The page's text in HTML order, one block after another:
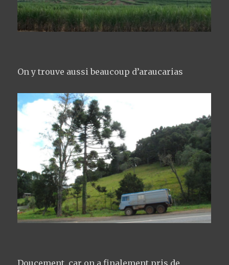
On y trouve aussi beaucoup d’araucarias